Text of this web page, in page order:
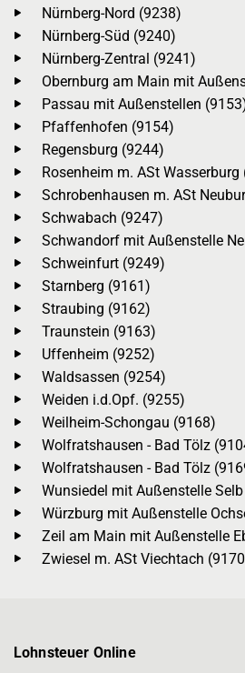
Nürnberg-Nord (9238)
Nürnberg-Süd (9240)
Nürnberg-Zentral (9241)
Obernburg am Main mit
Passau mit Außenstellen
Pfaffenhofen (9154)
Regensburg (9244)
Rosenheim m. ASt Wasserburg
Schrobenhausen m. ASt
Schwabach (9247)
Schwandorf mit Außenstelle
Schweinfurt (9249)
Starnberg (9161)
Straubing (9162)
Traunstein (9163)
Uffenheim (9252)
Waldsassen (9254)
Weiden i.d.Opf. (9255)
Weilheim-Schongau (9168)
Wolfratshausen - Bad Tölz
Wolfratshausen - Bad Tölz
Wunsiedel mit Außenstelle
Würzburg mit Außenstelle
Zeil am Main mit Außenstelle
Zwiesel m. ASt Viechtach
Lohnsteuer Online